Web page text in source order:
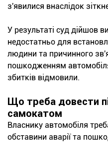
з'явилися внаслідок
У результаті суд дійшов
недостатньо для
людини та причинного
пошкодженням
збитків відмовили.
Що треба довести
самокатом
Власнику автомобіля
обставини аварії та